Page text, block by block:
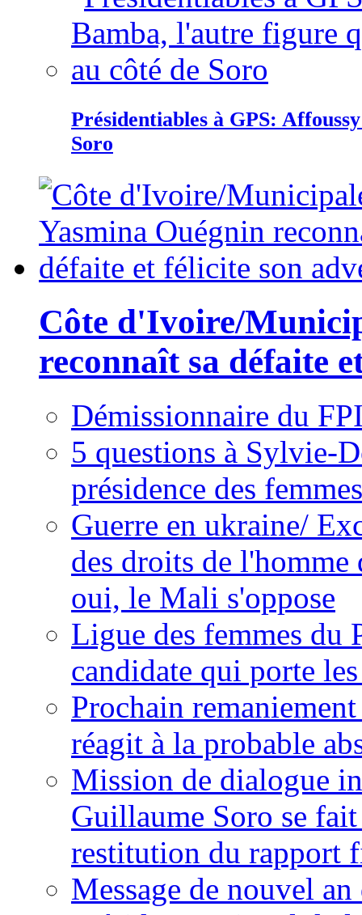
Présidentiables à GPS:
Soro
Côte d'Ivoire/
reconnaît sa défaite
Démissionnaire du
5 questions à Sylvie-
présidence des
Guerre en ukraine/
des droits de
oui, le Mali s'oppose
Ligue des femmes du
candidate qui porte
Prochain
réagit à la probable
Mission de dialogue
Guillaume Soro se
restitution du rapport
Message de nouvel